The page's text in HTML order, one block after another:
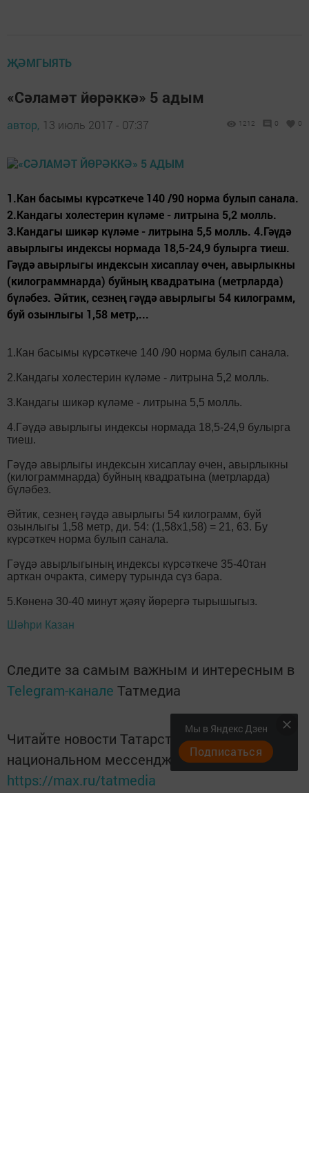
ҖӘМГЫЯТЬ
«Сәламәт йөрәккә» 5 адым
автор, 13 июль 2017 - 07:37 1212 0 0
1.Кан басымы күрсәткече 140 /90 норма булып санала.
2.Кандагы холестерин күләме - литрына 5,2 молль.
3.Кандагы шикәр күләме - литрына 5,5 молль. 4.Гәүдә
авырлыгы индексы нормада 18,5-24,9 булырга тиеш.
Гәүдә авырлыгы индексын хисаплау өчен, авырлыкны
(килограммнарда) буйның квадратына (метрларда)
бүләбез. Әйтик, сезнең гәүдә авырлыгы 54 килограмм,
буй озынлыгы 1,58 метр,...
1.Кан басымы күрсәткече 140 /90 норма булып санала.
2.Кандагы холестерин күләме - литрына 5,2 молль.
3.Кандагы шикәр күләме - литрына 5,5 молль.
4.Гәүдә авырлыгы индексы нормада 18,5-24,9 булырга
тиеш.
Гәүдә авырлыгы индексын хисаплау өчен, авырлыкны
(килограммнарда) буйның квадратына (метрларда)
бүләбез.
Әйтик, сезнең гәүдә авырлыгы 54 килограмм, буй
озынлыгы 1,58 метр, ди. 54: (1,58х1,58) = 21, 63. Бу
күрсәткеч норма булып санала.
Гәүдә авырлыгының индексы күрсәткече 35-40тан
арткан очракта, симерү турында сүз бара.
5.Көненә 30-40 минут җәяү йөрергә тырышыгыз.
Шәһри Казан
Следите за самым важным и интересным в
Telegram-канале Татмедиа
Читайте новости Татарстана в
национальном мессенджере MАХ:
https://max.ru/tatmedia
Мы в Яндекс Дзен
Подписаться